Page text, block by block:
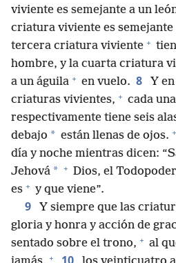
viviente es semejante a un
criatura viviente es
tercera criatura viviente +
hombre, y la cuarta criatura
a un águila + en vuelo. 8
Y
criaturas vivientes, + cada
respectivamente tiene seis
debajo * están llenas de ojos. +
día y noche mientras dicen:
Jehová * + Dios, el
es + y que viene”.
9
Y siempre que las
gloria y honra y acción de
sentado sobre el trono, + al
+